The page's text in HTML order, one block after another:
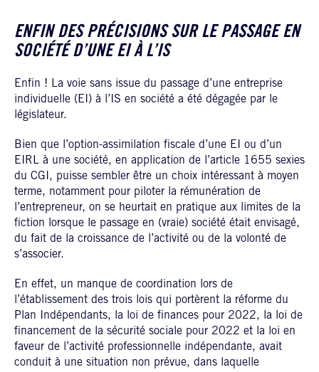
ENFIN DES PRÉCISIONS SUR LE PASSAGE EN
SOCIÉTÉ D’UNE EI À L’IS
Enfin ! La voie sans issue du passage d’une entreprise
individuelle (EI) à l’IS en société a été dégagée par le
législateur.
Bien que l’option-assimilation fiscale d’une EI ou d’un
EIRL à une société, en application de l’article 1655 sexies
du CGI, puisse sembler être un choix intéressant à moyen
terme, notamment pour piloter la rémunération de
l’entrepreneur, on se heurtait en pratique aux limites de la
fiction lorsque le passage en (vraie) société était envisagé,
du fait de la croissance de l’activité ou de la volonté de
s’associer.
En effet, un manque de coordination lors de
l’établissement des trois lois qui portèrent la réforme du
Plan Indépendants, la loi de finances pour 2022, la loi de
financement de la sécurité sociale pour 2022 et la loi en
faveur de l’activité professionnelle indépendante, avait
conduit à une situation non prévue, dans laquelle